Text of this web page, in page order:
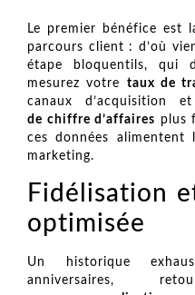
Le premier bénéfice est
parcours client : d’où
étape bloquentils, qui
mesurez votre taux de
canaux d’acquisition
de chiffre d’affaires plus
ces données alimentent
marketing.
Fidélisation
optimisée
Un historique
anniversaires,